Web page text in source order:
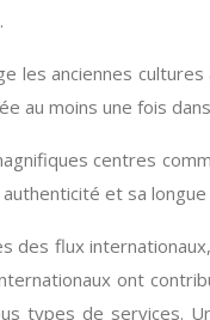
anciennes
au moins une fois
centres
et sa
flux
ont
types de services.